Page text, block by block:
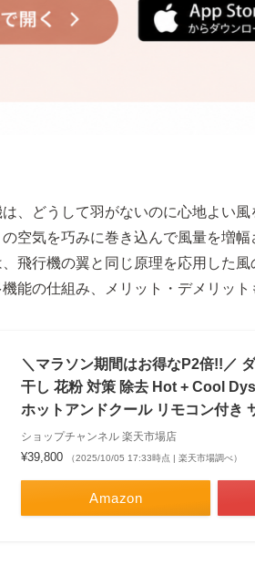
、どうして羽がないのに心地よい
空気を巧みに巻き込んで風量を増
飛行機の翼と同じ原理を応用した
能の仕組み、メリット・デメリッ
＼マラソン期間はお得なP2倍!!／
干し 花粉 対策 除去 Hot + Cool
ホットアンドクール リモコン付き
ショップチャンネル 楽天市場店
¥39,800 （2025/10/05 17:33時点 | 楽天市場調べ）
Amazon